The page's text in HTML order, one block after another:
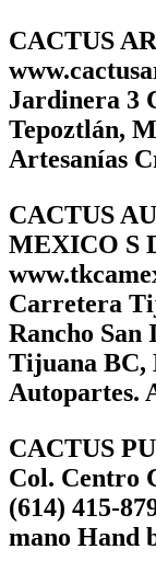
CACTUS
Jardinera 3
Tepoztlán,
Artesanías
CACTUS
MEXICO S
Carretera
Rancho San
Tijuana BC,
Autopartes.
CACTUS
Col. Centro
(614) 415-
mano Hand